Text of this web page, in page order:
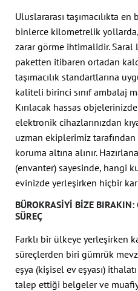
Uluslararası taşımacılıkta
binlerce kilometrelik
zarar görme ihtimalidir. Saral
paketten itibaren ortadan
taşımacılık standartlarına
kaliteli birinci sınıf ambalaj
Kırılacak hassas
elektronik cihazlarınızdan
uzman ekiplerimiz tarafından
koruma altına alınır.
(envanter) sayesinde, hangi
evinizde yerleşirken hiçbir
BÜROKRASIYI BIZE BIRAKIN:
SÜREÇ
Farklı bir ülkeye yerleşirken
süreçlerden biri gümrük
eşya (kişisel ev eşyası)
talep ettiği belgeler ve